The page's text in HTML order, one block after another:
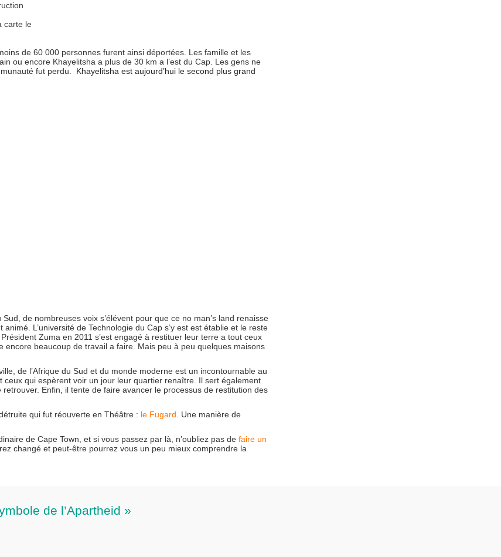
carte le
de 60 000 personnes furent ainsi déportées. Les famille et les
ou encore Khayelitsha a plus de 30 km a l’est du Cap. Les gens ne
fut perdu.
Khayelitsha est aujourd’hui le second plus grand
de nombreuses voix s’élévent pour que ce no man’s land renaisse
L’université de Technologie du Cap s’y est est établie et le reste
Zuma en 2011 s’est engagé à restituer leur terre a tout ceux
encore beaucoup de travail a faire. Mais peu à peu quelques maisons
de l’Afrique du Sud et du monde moderne est un incontournable au
qui espèrent voir un jour leur quartier renaître. Il sert également
Enfin, il tente de faire avancer le processus de restitution des
qui fut réouverte en Théâtre : le Fugard . Une manière de
de Cape Town, et si vous passez par là, n’oubliez pas de faire un
changé et peut-être pourrez vous un peu mieux comprendre la
de l’Apartheid »